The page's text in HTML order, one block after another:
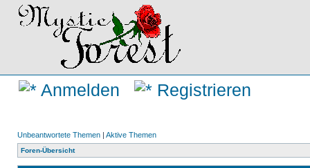
Anmelden Registrieren
Unbeantwortete Themen | Aktive Themen
Foren-Übersicht